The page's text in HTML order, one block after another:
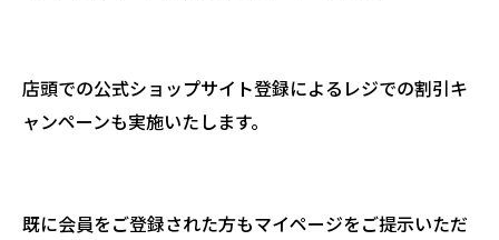
店頭での公式ショップサイト登録によるレジでの割引キ
ャンペーンも実施いたします。
既に会員をご登録された方もマイページをご提示いただ